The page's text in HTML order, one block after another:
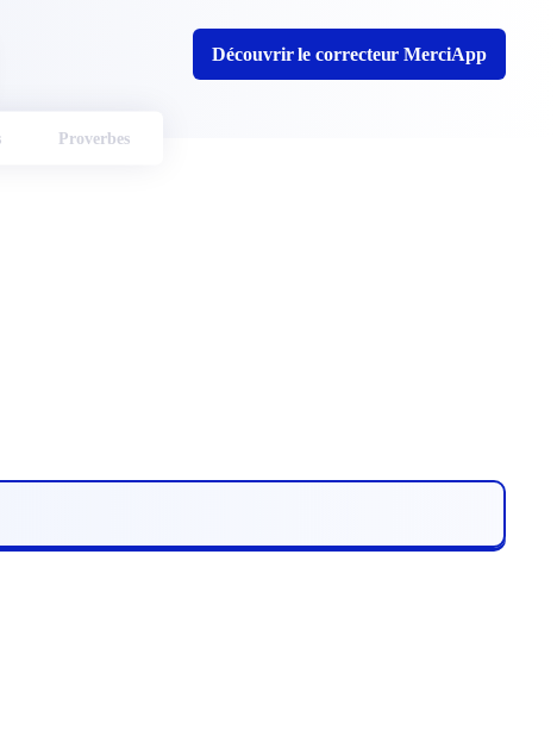
Découvrir le correcteur MerciApp
Proverbes